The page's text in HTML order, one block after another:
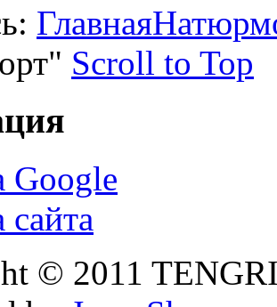
Главная
Scroll to Top
Google
сайта
© 2011